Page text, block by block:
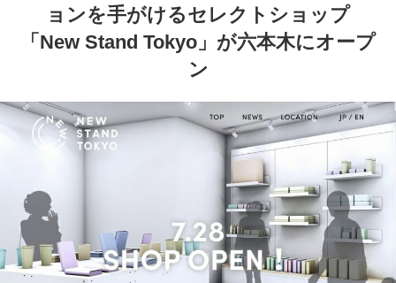
COLUMN
コラム
ョンを手がけるセレクトショップ
「New Stand Tokyo」が六本木にオープ
ン